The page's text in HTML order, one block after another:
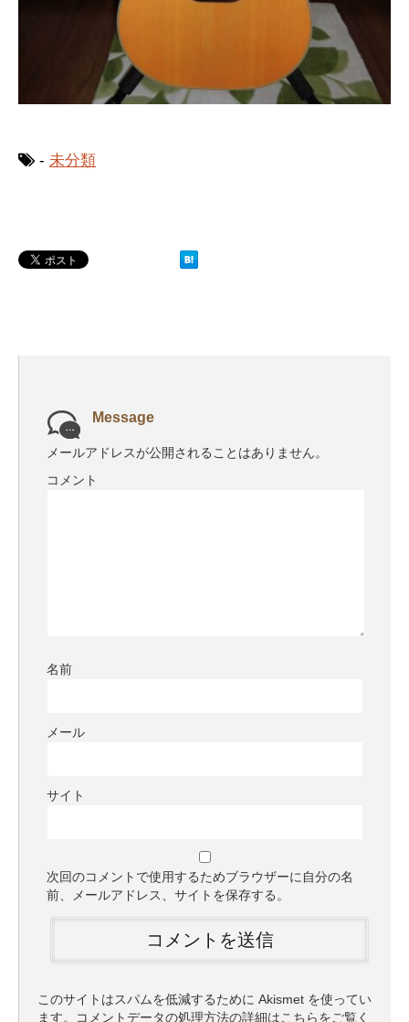
- 未分類
Message
メールアドレスが公開されることはありません。
コメント
名前
メール
サイト
次回のコメントで使用するためブラウザーに自分の名
前、メールアドレス、サイトを保存する。
このサイトはスパムを低減するために Akismet を使ってい
ます。
コメントデータの処理方法の詳細はこちらをご覧く